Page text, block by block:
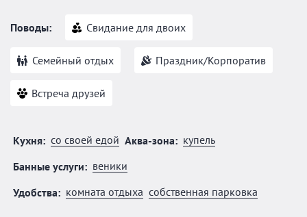
Поводы: Свидание для двоих
Семейный отдых Праздник/Корпоратив
Встреча друзей
Кухня: со своей едой Аква-зона: купель
Банные услуги: веники
Удобства: комната отдыха собственная парковка